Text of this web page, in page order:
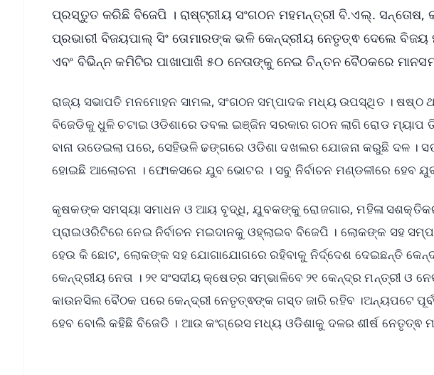
ପ୍ରସ୍ତୁତ କରିଛି ବିଜେପି । ରାଷ୍ଟ୍ରୀୟ ସଂଗଠନ ମହମନ୍ତ୍ରୀ ବି.ଏଲ୍. ସନ୍ତୋଷ,
ପ୍ରଭାରୀ ବିଜୟପାଲ୍ ସିଂ ତୋମାରଙ୍କ ଭଳି କେନ୍ଦ୍ରୀୟ ନେତୃତ୍ଵ ଦେଲେ ବିଜୟ
ଏବଂ ବିଭିନ୍ନ କମିଟିର ପାଖାପାଖି ୫୦ ନେତାଙ୍କୁ ନେଇ ଚିନ୍ତନ ବୈଠକରେ
ରାଜ୍ୟ ସଭାପତି ମନମୋହନ ସାମଲ, ସଂଗଠନ ସମ୍ପାଦକ ମଧ୍ୟ ଉପସ୍ଥିତ । ଷଷ୍ଠ
ବିଜେଡିକୁ ଧୁଳି ଚଟାଇ ଓଡିଶାରେ ଡବଲ ଇଞ୍ଜିନ ସରକାର ଗଠନ ଲାଗି ରୋଡ ମ୍ୟାପ
ବାନା ଉଡେଇଲା ପରେ, ସେହିଭଳି ଢଙ୍ଗରେ ଓଡିଶା ଦଖଲର ଯୋଜନା କରୁଛି ଦଳ
ହୋଇଛି ଆଲୋଚନା । ଫୋକସରେ ଯୁବ ଭୋଟର । ସବୁ ନିର୍ବାଚନ ମଣ୍ଡଳୀରେ ହେବ
କୃଷକଙ୍କ ସମସ୍ୟା ସମାଧନ ଓ ଆୟ ବୃଦ୍ଧି, ଯୁବକଙ୍କୁ ରୋଜଗାର, ମହିଳା
ପ୍ରାଇଓରିଟିରେ ନେଇ ନିର୍ବାଚନ ମଇଦାନକୁ ଓହ୍ଲାଇବ ବିଜେପି । ଲୋକଙ୍କ ସହ
ହେଉ କି ଛୋଟ, ଲୋକଙ୍କ ସହ ଯୋଗାଯୋଗରେ ରହିବାକୁ ନିର୍ଦ୍ଦେଶ ଦେଇଛନ୍ତି
କେନ୍ଦ୍ରୀୟ ନେତା । ୨୧ ସଂସଦୀୟ କ୍ଷେତ୍ର ସମ୍ଭାଳିବେ ୨୧ କେନ୍ଦ୍ର ମନ୍ତ୍ରୀ ଓ
କାଉନସିଲ ବୈଠକ ପରେ କେନ୍ଦ୍ରୀ ନେତୃତ୍ଵଙ୍କ ଗସ୍ତ ଜାରି ରହିବ ।ଅନ୍ୟପଟେ
ହେବ ବୋଲି କହିଛି ବିଜେଡି । ଆଉ କଂଗ୍ରେସ ମଧ୍ୟ ଓଡିଶାକୁ ଦଳର ଶୀର୍ଷ ନେତୃତ୍ଵ